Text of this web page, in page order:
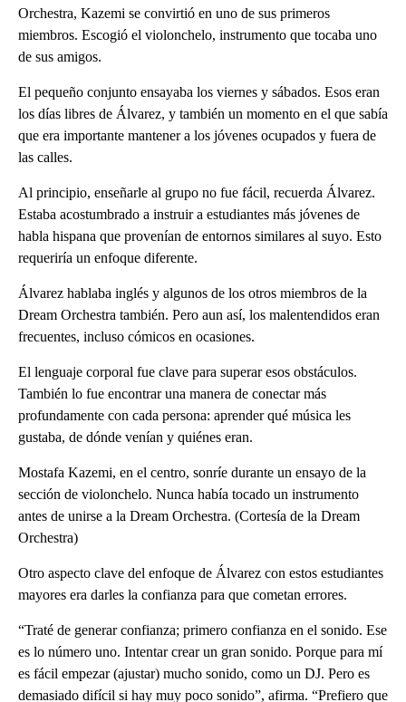
Orchestra, Kazemi se convirtió en uno de sus primeros
miembros. Escogió el violonchelo, instrumento que tocaba uno
de sus amigos.
El pequeño conjunto ensayaba los viernes y sábados. Esos eran
los días libres de Álvarez, y también un momento en el que sabía
que era importante mantener a los jóvenes ocupados y fuera de
las calles.
Al principio, enseñarle al grupo no fue fácil, recuerda Álvarez.
Estaba acostumbrado a instruir a estudiantes más jóvenes de
habla hispana que provenían de entornos similares al suyo. Esto
requeriría un enfoque diferente.
Álvarez hablaba inglés y algunos de los otros miembros de la
Dream Orchestra también. Pero aun así, los malentendidos eran
frecuentes, incluso cómicos en ocasiones.
El lenguaje corporal fue clave para superar esos obstáculos.
También lo fue encontrar una manera de conectar más
profundamente con cada persona: aprender qué música les
gustaba, de dónde venían y quiénes eran.
Mostafa Kazemi, en el centro, sonríe durante un ensayo de la
sección de violonchelo. Nunca había tocado un instrumento
antes de unirse a la Dream Orchestra. (Cortesía de la Dream
Orchestra)
Otro aspecto clave del enfoque de Álvarez con estos estudiantes
mayores era darles la confianza para que cometan errores.
“Traté de generar confianza; primero confianza en el sonido. Ese
es lo número uno. Intentar crear un gran sonido. Porque para mí
es fácil empezar (ajustar) mucho sonido, como un DJ. Pero es
demasiado difícil si hay muy poco sonido”, afirma. “Prefiero que